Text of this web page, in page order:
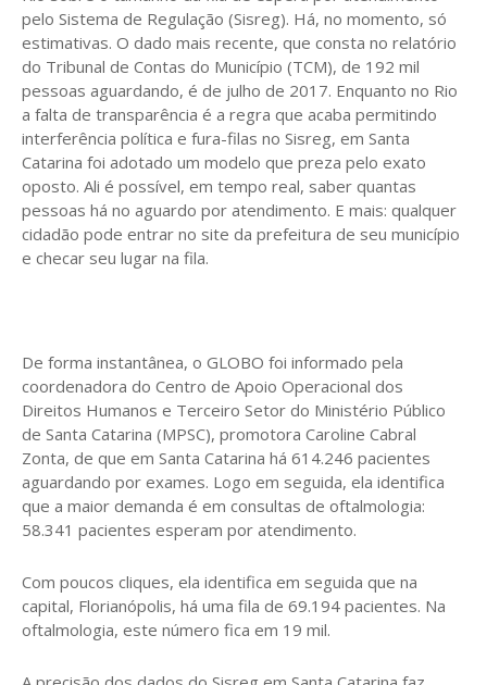
pelo Sistema de Regulação (Sisreg). Há, no momento, só
estimativas. O dado mais recente, que consta no relatório
do Tribunal de Contas do Município (TCM), de 192 mil
pessoas aguardando, é de julho de 2017. Enquanto no Rio
a falta de transparência é a regra que acaba permitindo
interferência política e fura-filas no Sisreg, em Santa
Catarina foi adotado um modelo que preza pelo exato
oposto. Ali é possível, em tempo real, saber quantas
pessoas há no aguardo por atendimento. E mais: qualquer
cidadão pode entrar no site da prefeitura de seu município
e checar seu lugar na fila.
De forma instantânea, o GLOBO foi informado pela
coordenadora do Centro de Apoio Operacional dos
Direitos Humanos e Terceiro Setor do Ministério Público
de Santa Catarina (MPSC), promotora Caroline Cabral
Zonta, de que em Santa Catarina há 614.246 pacientes
aguardando por exames. Logo em seguida, ela identifica
que a maior demanda é em consultas de oftalmologia:
58.341 pacientes esperam por atendimento.
Com poucos cliques, ela identifica em seguida que na
capital, Florianópolis, há uma fila de 69.194 pacientes. Na
oftalmologia, este número fica em 19 mil.